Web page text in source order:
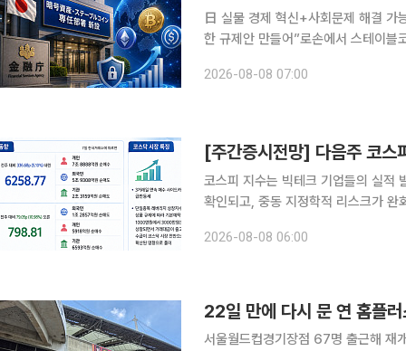
日 실물 경제 혁신+사회문제 해결 가
한 규제안 만들어”로손에서 스테이
인의 실용성 검증을 계기로 활성화될
2026-08-08 07:00
코스피 지수는 빅테크 기업들의 실적
확인되고, 중동 지정학적 리스크가
2026-08-08 06:00
22일 만에 다시 문 연 홈플
서울월드컵경기장점 67명 출근해 재개